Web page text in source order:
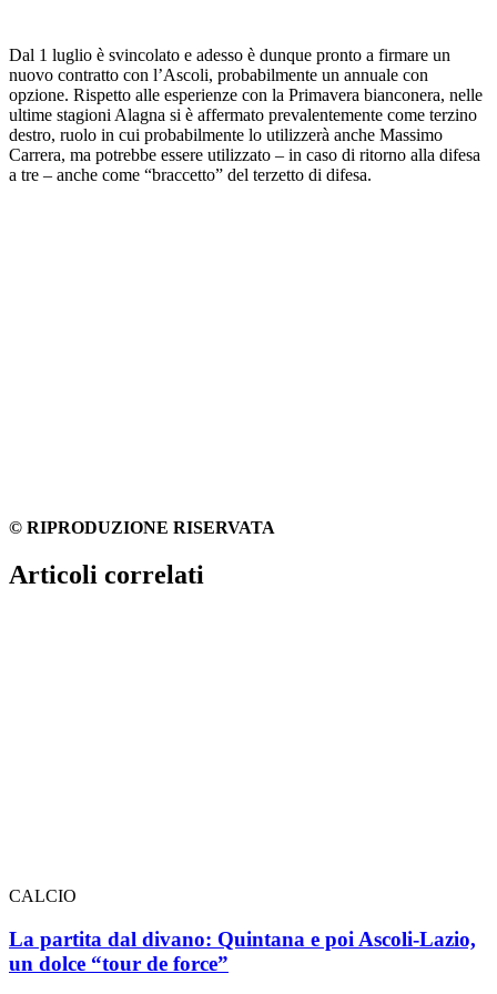
Dal 1 luglio è svincolato e adesso è dunque pronto a firmare un
nuovo contratto con l’Ascoli, probabilmente un annuale con
opzione. Rispetto alle esperienze con la Primavera bianconera, nelle
ultime stagioni Alagna si è affermato prevalentemente come terzino
destro, ruolo in cui probabilmente lo utilizzerà anche Massimo
Carrera, ma potrebbe essere utilizzato – in caso di ritorno alla difesa
a tre – anche come “braccetto” del terzetto di difesa.
© RIPRODUZIONE RISERVATA
Articoli correlati
CALCIO
La partita dal divano: Quintana e poi Ascoli-Lazio,
un dolce “tour de force”